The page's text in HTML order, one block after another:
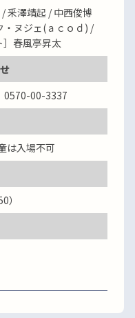
釆澤靖起 / 中西俊博
・ヌジェ(ａｃｏｄ) /
］春風亭昇太
0570-00-3337
入場不可
）